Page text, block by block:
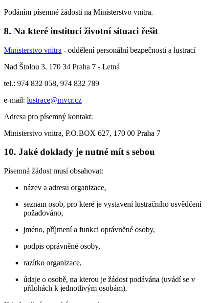
Podáním písemné žádosti na Ministerstvo vnitra.
8. Na které instituci životní situaci řešit
Ministerstvo vnitra - oddělení personální bezpečnosti a lustrací
Nad Štolou 3, 170 34 Praha 7 - Letná
tel.: 974 832 058, 974 832 789
e-mail: lustrace@mvcr.cz
Adresa pro písemný kontakt:
Ministerstvo vnitra, P.O.BOX 627, 170 00 Praha 7
10. Jaké doklady je nutné mít s sebou
Písemná žádost musí obsahovat:
název a adresu organizace,
seznam osob, pro které je vystavení lustračního osvědčení
požadováno,
jméno, příjmení a funkci oprávněné osoby,
podpis oprávněné osoby,
razítko organizace,
údaje o osobě, na kterou je žádost podávána (uvádí se v
přílohách k jednotlivým osobám).